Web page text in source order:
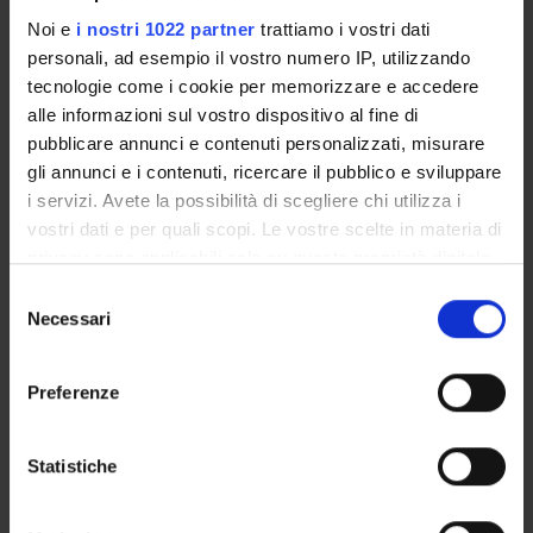
Noi e i nostri 1022 partner trattiamo i vostri dati
personali, ad esempio il vostro numero IP, utilizzando
tecnologie come i cookie per memorizzare e accedere
alle informazioni sul vostro dispositivo al fine di
pubblicare annunci e contenuti personalizzati, misurare
gli annunci e i contenuti, ricercare il pubblico e sviluppare
i servizi. Avete la possibilità di scegliere chi utilizza i
vostri dati e per quali scopi. Le vostre scelte in materia di
modificare o revocare il proprio consenso in qualsiasi
momento dalla Dichiarazione sui cookie o facendo clic
raccogliere informazioni sulla tua posizione
geografica, con un'approssimazione di qualche
delNecessari
Preferenze
Statistiche
Monia Donati
Roberto Leone
Incaricato alla ricerca
Giovanna Stoppa
SEZIONI
Farmacologia